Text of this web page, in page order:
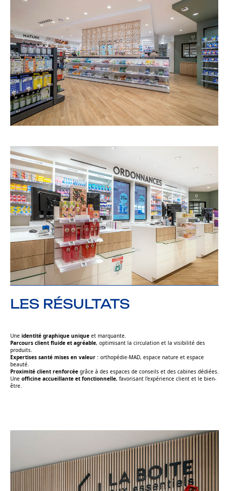
LES RÉSULTATS
Une identité graphique unique et marquante.
Parcours client fluide et agréable, optimisant la circulation et la visibilité des
produits.
Expertises santé mises en valeur : orthopédie-MAD, espace nature et espace
beauté.
Proximité client renforcée grâce à des espaces de conseils et des cabines dédiées.
Une officine accueillante et fonctionnelle, favorisant l’expérience client et le bien-
être.